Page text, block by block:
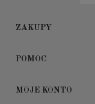
ZAKUPY
POMOC
MOJE KONTO